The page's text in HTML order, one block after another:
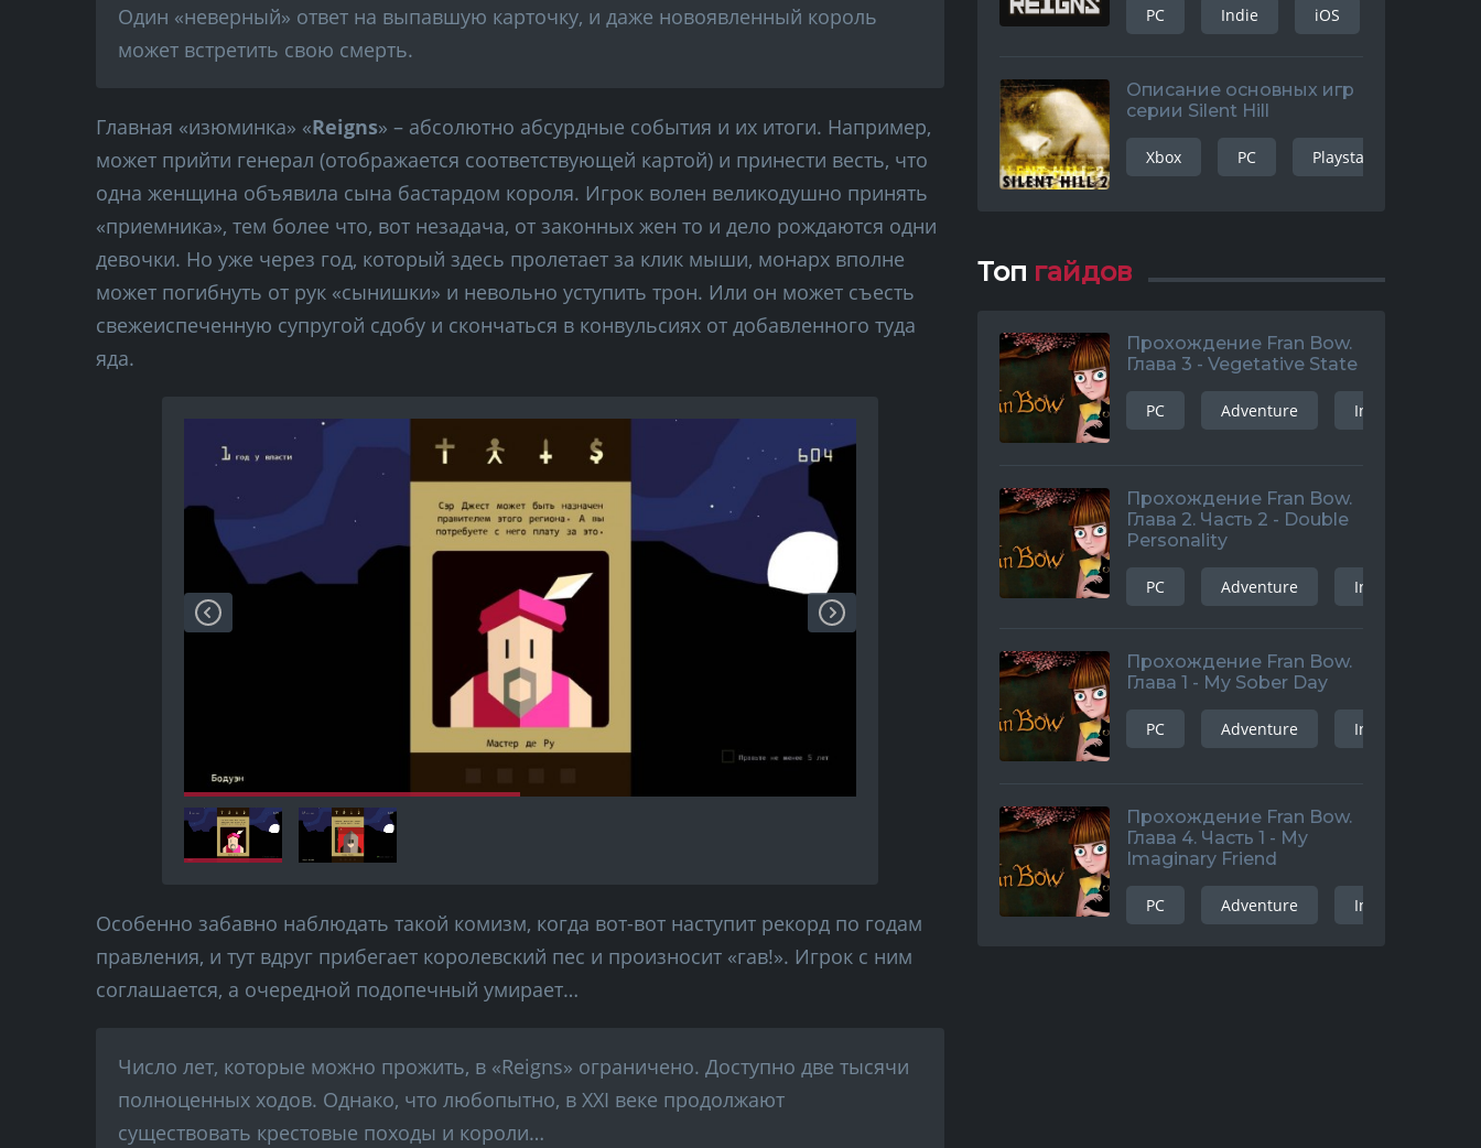
Один «неверный» ответ на выпавшую карточку, и даже новоявленный король
может встретить свою смерть.
Главная «изюминка» «Reigns» – абсолютно абсурдные события и их итоги. Например,
может прийти генерал (отображается соответствующей картой) и принести весть, что
одна женщина объявила сына бастардом короля. Игрок волен великодушно принять
«приемника», тем более что, вот незадача, от законных жен то и дело рождаются одни
девочки. Но уже через год, который здесь пролетает за клик мыши, монарх вполне
может погибнуть от рук «сынишки» и невольно уступить трон. Или он может съесть
свежеиспеченную супругой сдобу и скончаться в конвульсиях от добавленного туда
яда.
Особенно забавно наблюдать такой комизм, когда вот-вот наступит рекорд по годам
правления, и тут вдруг прибегает королевский пес и произносит «гав!». Игрок с ним
соглашается, а очередной подопечный умирает…
Число лет, которые можно прожить, в «Reigns» ограничено. Доступно две тысячи
полноценных ходов. Однако, что любопытно, в XXI веке продолжают
существовать крестовые походы и короли…
PC Indie iOS
Описание основных игр
серии Silent Hill
Xbox PC Playstation 3
Топ гайдов
Прохождение Fran Bow.
Глава 3 - Vegetative State
PC Adventure Indie
Прохождение Fran Bow.
Глава 2. Часть 2 - Double
Personality
PC Adventure Indie
Прохождение Fran Bow.
Глава 1 - My Sober Day
PC Adventure Indie
Прохождение Fran Bow.
Глава 4. Часть 1 - My
Imaginary Friend
PC Adventure Indie